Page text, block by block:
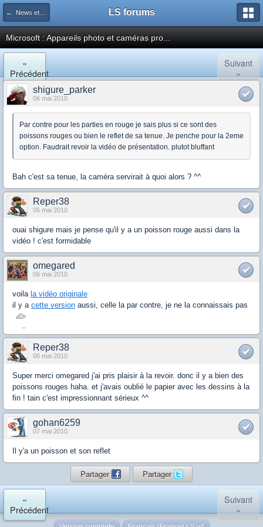
← News et actualités postées sur LS LS forums
Microsoft : Appareils photo et caméras pro...
«
Précédent
Suivant
»
shigure_parker
06 mai 2010
Par contre pour les parties en rouge je sais plus si ce sont des
poissons rouges ou bien le reflet de sa tenue. Je penche pour la 2eme
option. Faudrait revoir la vidéo de présentation. plutot bluffant
Bah c'est sa tenue, la caméra servirait à quoi alors ? ^^
Reper38
06 mai 2010
ouai shigure mais je pense qu'il y a un poisson rouge aussi dans la
vidéo ! c'est formidable
omegared
06 mai 2010
voila la vidéo originale
il y a cette version aussi, celle la par contre, je ne la connaissais pas
Reper38
06 mai 2010
Super merci omegared j'ai pris plaisir à la revoir. donc il y a bien des
poissons rouges haha. et j'avais oublié le papier avec les dessins à la
fin ! tain c'est impressionnant sérieux ^^
gohan6259
07 mai 2010
Il y'a un poisson et son reflet
Partager Partager
«
Précédent
Suivant
»